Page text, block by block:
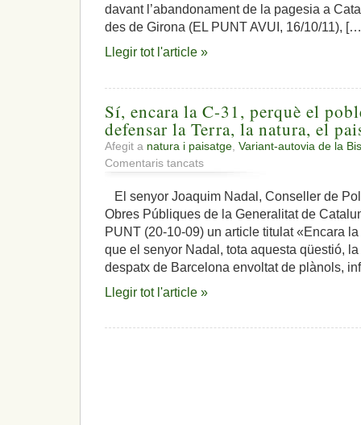
davant l’abandonament de la pagesia a
des de Girona (EL PUNT AVUI, 16/10/11),
Llegir tot l'article »
Sí, encara la C-31, perquè el
defensar la Terra, la natura, el
Afegit a natura i paisatge Variant-autovia de la
Comentaris tancats
Sí,
la
C-
31,
perquè
el
poble
i
El senyor Joaquim Nadal, Conseller de
Obres Públiques de la Generalitat de
PUNT (20-10-09) un article titulat «Encara
que el senyor Nadal, tota aquesta qüestió,
despatx de Barcelona envoltat de plànols,
Llegir tot l'article »